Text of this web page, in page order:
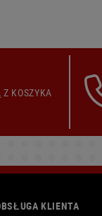
Z KOSZYKA
KLIENTA